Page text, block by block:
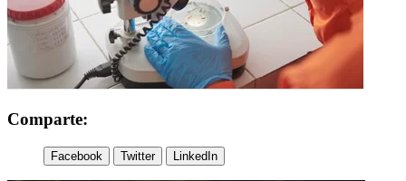
Comparte:
Facebook Twitter LinkedIn